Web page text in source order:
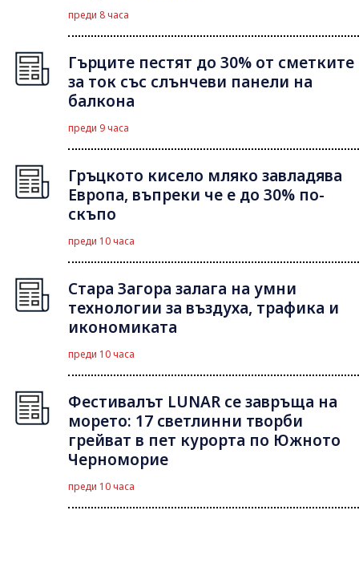
преди 8 часа
Гърците пестят до 30% от сметките
за ток със слънчеви панели на
балкона
преди 9 часа
Гръцкото кисело мляко завладява
Европа, въпреки че е до 30% по-
скъпо
преди 10 часа
Стара Загора залага на умни
технологии за въздуха, трафика и
икономиката
преди 10 часа
Фестивалът LUNAR се завръща на
морето: 17 светлинни творби
грейват в пет курорта по Южното
Черноморие
преди 10 часа